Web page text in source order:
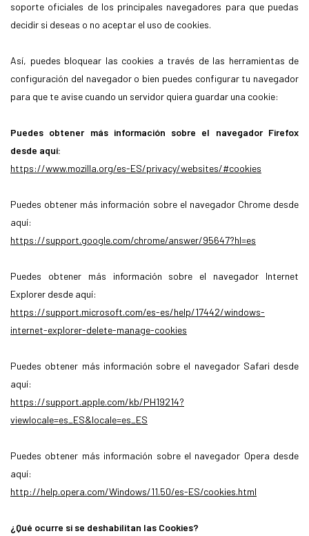
soporte oficiales de los principales navegadores para que puedas
decidir si deseas o no aceptar el uso de cookies.
Así, puedes bloquear las cookies a través de las herramientas de
configuración del navegador o bien puedes configurar tu navegador
para que te avise cuando un servidor quiera guardar una cookie:
Puedes obtener más información sobre el navegador Firefox
desde aquí:
https://www.mozilla.org/es-ES/privacy/websites/#cookies
Puedes obtener más información sobre el navegador Chrome desde
aquí:
https://support.google.com/chrome/answer/95647?hl=es
Puedes obtener más información sobre el navegador Internet
Explorer desde aquí:
https://support.microsoft.com/es-es/help/17442/windows-
internet-explorer-delete-manage-cookies
Puedes obtener más información sobre el navegador Safari desde
aquí:
https://support.apple.com/kb/PH19214?
viewlocale=es_ES&locale=es_ES
Puedes obtener más información sobre el navegador Opera desde
aquí:
http://help.opera.com/Windows/11.50/es-ES/cookies.html
¿Qué ocurre si se deshabilitan las Cookies?